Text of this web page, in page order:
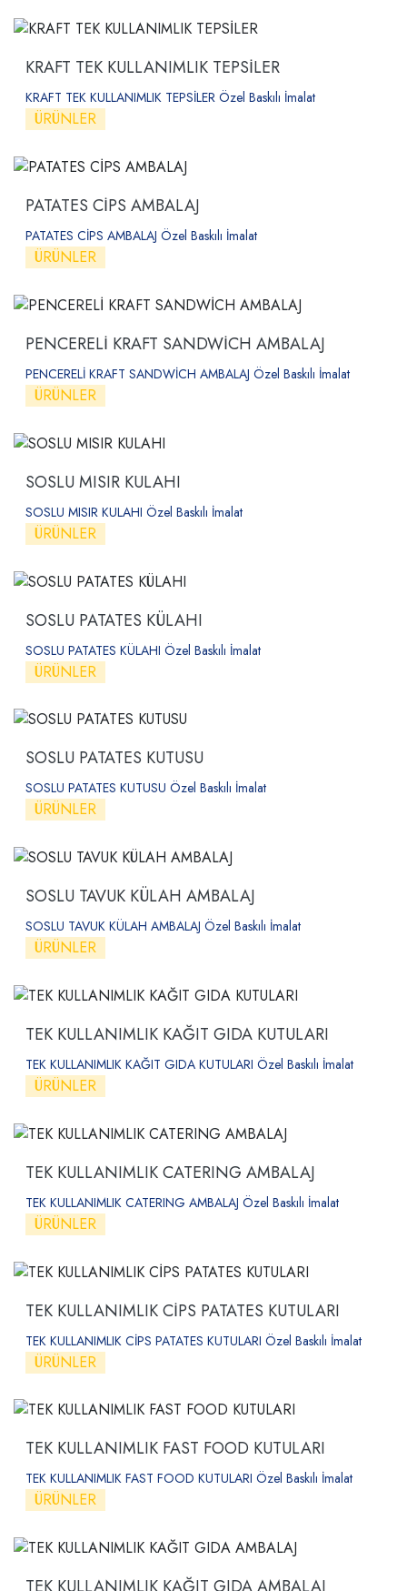
KRAFT TEK KULLANIMLIK TEPSİLER
KRAFT TEK KULLANIMLIK TEPSİLER Özel Baskılı İmalat
ÜRÜNLER
PATATES CİPS AMBALAJ
PATATES CİPS AMBALAJ Özel Baskılı İmalat
ÜRÜNLER
PENCERELİ KRAFT SANDWİCH AMBALAJ
PENCERELİ KRAFT SANDWİCH AMBALAJ Özel Baskılı İmalat
ÜRÜNLER
SOSLU MISIR KULAHI
SOSLU MISIR KULAHI Özel Baskılı İmalat
ÜRÜNLER
SOSLU PATATES KÜLAHI
SOSLU PATATES KÜLAHI Özel Baskılı İmalat
ÜRÜNLER
SOSLU PATATES KUTUSU
SOSLU PATATES KUTUSU Özel Baskılı İmalat
ÜRÜNLER
SOSLU TAVUK KÜLAH AMBALAJ
SOSLU TAVUK KÜLAH AMBALAJ Özel Baskılı İmalat
ÜRÜNLER
TEK KULLANIMLIK KAĞIT GIDA KUTULARI
TEK KULLANIMLIK KAĞIT GIDA KUTULARI Özel Baskılı İmalat
ÜRÜNLER
TEK KULLANIMLIK CATERING AMBALAJ
TEK KULLANIMLIK CATERING AMBALAJ Özel Baskılı İmalat
ÜRÜNLER
TEK KULLANIMLIK CİPS PATATES KUTULARI
TEK KULLANIMLIK CİPS PATATES KUTULARI Özel Baskılı İmalat
ÜRÜNLER
TEK KULLANIMLIK FAST FOOD KUTULARI
TEK KULLANIMLIK FAST FOOD KUTULARI Özel Baskılı İmalat
ÜRÜNLER